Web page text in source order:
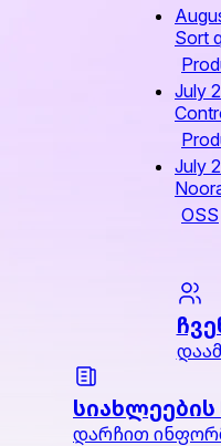
Sort
July
July
OSS
დარჩით